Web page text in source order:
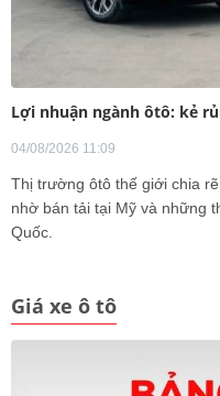
Lợi nhuận ngành ôtô: kẻ
04/08/2026 11:09
Thị trường ôtô thế giới chia
nhờ bán tải tại Mỹ và những
Quốc.
Giá xe ô tô